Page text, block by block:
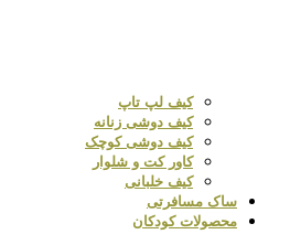
کیف لپ تاپ
کیف دوشی زنانه
کیف دوشی کوچک
کاور کت و شلوار
کیف خلبانی
ساک مسافرتی
محصولات کودکان